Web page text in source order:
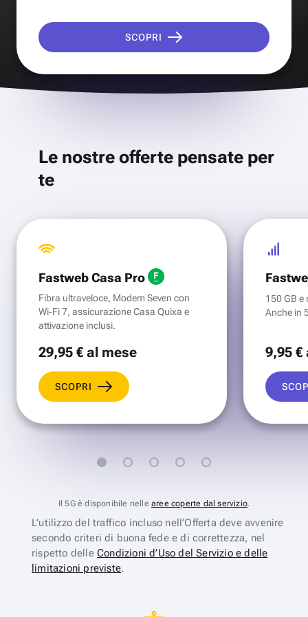
SCOPRI
Le nostre offerte pensate per
te
Fastweb Casa Pro
Fibra ultraveloce, Modem Seven con
Wi‑Fi 7, assicurazione Casa Quixa e
attivazione inclusi.
29,95 €al mese
SCOPRI
150 GB e
Anche in
9,95 €
Il 5G è disponibile nelle aree coperte dal servizio.
L’utilizzo del traffico incluso nell’Offerta deve avvenire
secondo criteri di buona fede e di correttezza, nel
rispetto delle Condizioni d’Uso del Servizio e delle
limitazioni previste.